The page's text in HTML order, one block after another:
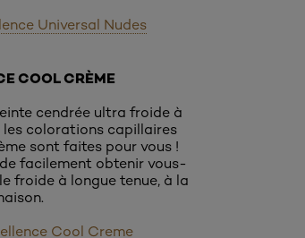
Universal Nudes
COOL CRÈME
cendrée ultra froide à
les colorations capillaires
sont faites pour vous !
facilement obtenir vous-
froide à longue tenue, à la
Cool Creme